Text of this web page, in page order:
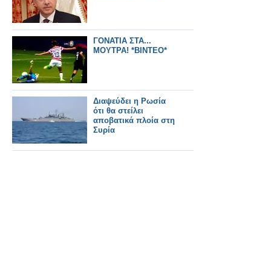
ΓΟΝΑΤΙΑ ΣΤΑ...
ΜΟΥΤΡΑ! *ΒΙΝΤΕΟ*
Διαψεύδει η Ρωσία
ότι θα στείλει
αποβατικά πλοία στη
Συρία